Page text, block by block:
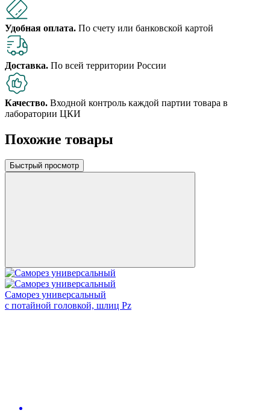
Удобная оплата. По счету или банковской картой
Доставка. По всей территории России
Качество. Входной контроль каждой партии товара в
лаборатории ЦКИ
Похожие товары
Быстрый просмотр
Саморез универсальный
с потайной головкой, шлиц Pz